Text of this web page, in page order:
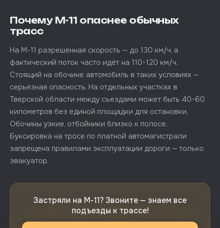
Почему М-11 опаснее обычных
трасс
На М-11 разрешённая скорость — до 130 км/ч, а
фактический поток часто идёт на 110-120 км/ч.
Стоящий на обочине автомобиль в таких условиях —
серьёзная опасность. На отдельных участках в
Тверской области между съездами может быть 40-60
километров без единой площадки для остановки.
Обочины узкие, отбойники близко к полосе.
Буксировка на тросе по платной автомагистрали
запрещена правилами эксплуатации дороги — только
эвакуатор.
Застряли на М-11? Звоните — знаем все
подъезды к трассе!